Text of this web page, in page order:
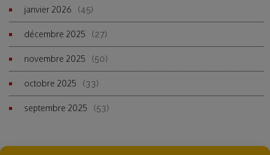
janvier 2026 (45)
décembre 2025 (27)
novembre 2025 (50)
octobre 2025 (33)
septembre 2025 (53)